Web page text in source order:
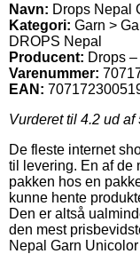
Navn: Drops Nepal
Kategori: Garn >
DROPS Nepal
Producent: Drops
Varenummer:
EAN:
Vurderet til 4.2 ud af
De fleste internet
til levering. En af de
pakken hos en
kunne hente
Den er altså
den mest
Nepal Garn